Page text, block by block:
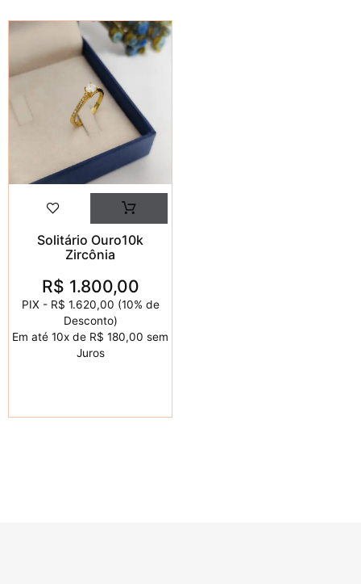
Solitário Ouro10k
Zircônia
R$ 1.800,00
PIX - R$ 1.620,00 (10% de
Desconto)
Em até 10x de R$ 180,00 sem
Juros